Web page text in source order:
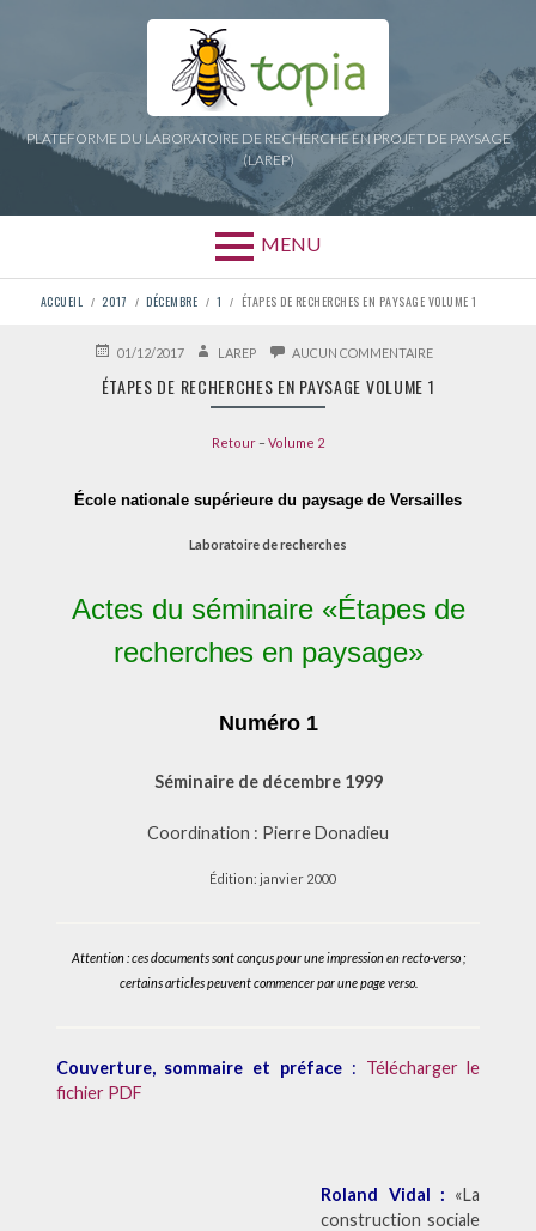
PLATEFORME DU LABORATOIRE DE RECHERCHE EN PROJET DE PAYSAGE
(LAREP)
MENU
FIL
D'ARIANE
ACCUEIL 2017 DÉCEMBRE 1 ÉTAPES DE RECHERCHES EN PAYSAGE VOLUME 1
PUBLIÉ01/12/2017 AUTEUR
LAREP AUCUN COMMENTAIRESUR
ÉTAPES DE RECHERCHES EN PAYSAGE VOLUME 1
Retour – Volume 2
École nationale supérieure du paysage de Versailles
Laboratoire de recherches
Actes du séminaire «Étapes de
recherches en paysage»
Numéro 1
Séminaire de décembre 1999
Coordination : Pierre Donadieu
Édition: janvier 2000
Attention : ces documents sont conçus pour une impression en recto-verso ;
certains articles peuvent commencer par une page verso.
Couverture, sommaire et préface : Téléchargerle
fichier PDF
Roland Vidal : «La
construction sociale